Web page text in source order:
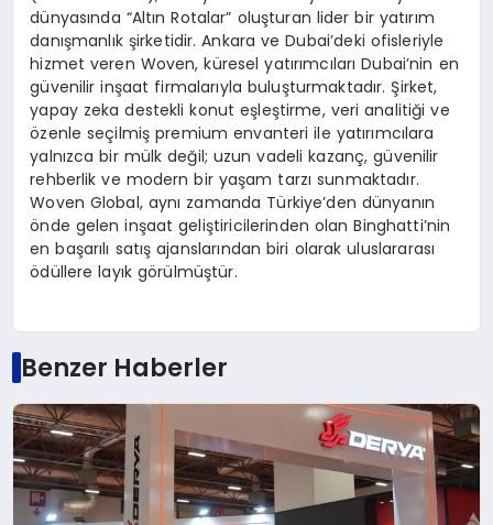
dünyasında “Altın Rotalar” oluşturan lider bir yatırım
danışmanlık şirketidir. Ankara ve Dubai’deki ofisleriyle
hizmet veren Woven, küresel yatırımcıları Dubai’nin en
güvenilir inşaat firmalarıyla buluşturmaktadır. Şirket,
yapay zeka destekli konut eşleştirme, veri analitiği ve
özenle seçilmiş premium envanteri ile yatırımcılara
yalnızca bir mülk değil; uzun vadeli kazanç, güvenilir
rehberlik ve modern bir yaşam tarzı sunmaktadır.
Woven Global, aynı zamanda Türkiye’den dünyanın
önde gelen inşaat geliştiricilerinden olanBinghatti’nin
en başarılı satış ajanslarından biri olarak uluslararası
ödüllere layık görülmüştür.
Benzer Haberler